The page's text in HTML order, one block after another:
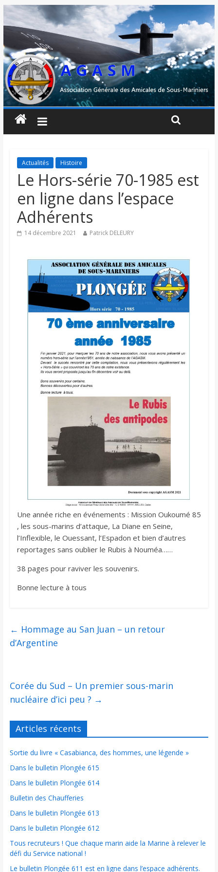
Actualités Histoire
Le Hors-série 70-1985 est
en ligne dans l’espace
Adhérents
14 décembre 2021 Patrick DELEURY
Une année riche en événements : Mission Oukoumé 85
, les sous-marins d’attaque, La Diane en Seine,
l’Inflexible, le Ouessant, l’Espadon et bien d’autres
reportages sans oublier le Rubis à Nouméa……
38 pages pour raviver les souvenirs.
Bonne lecture à tous
← Hommage au San Juan – un retour
d’Argentine
Corée du Sud – Un premier sous-marin
nucléaire d’ici peu ? →
Articles récents
Sortie du livre « Casabianca, des hommes, une légende »
Dans le bulletin Plongée 615
Dans le bulletin Plongée 614
Bulletin des Chaufferies
Dans le bulletin Plongée 613
Dans le bulletin Plongée 612
Tous recruteurs ! Que chaque marin aide la Marine à relever le
défi du Service national !
Le bulletin Plongée 611 est en ligne dans l’espace adhérents.